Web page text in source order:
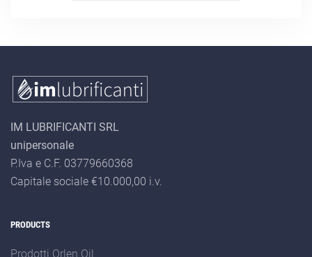
results.
IM LUBRIFICANTI SRL
unipersonale
P.Iva e C.F. 03779660368
Capitale sociale €10.000,00 i.v.
PRODUCTS
Prodotti Orlen Oil